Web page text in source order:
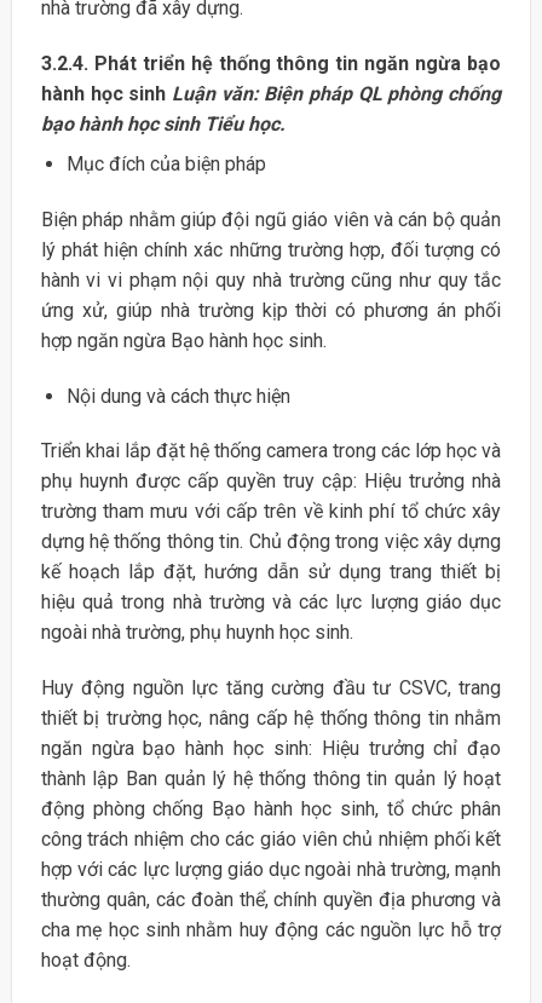
nhà trường đã xây dựng.
3.2.4. Phát triển hệ thống thông tin ngăn ngừa bạo
hành học sinh Luận văn: Biện pháp QL phòng chống
bạo hành học sinh Tiểu học.
Mục đích của biện pháp
Biện pháp nhằm giúp đội ngũ giáo viên và cán bộ quản
lý phát hiện chính xác những trường hợp, đối tượng có
hành vi vi phạm nội quy nhà trường cũng như quy tắc
ứng xử, giúp nhà trường kịp thời có phương án phối
hợp ngăn ngừa Bạo hành học sinh.
Nội dung và cách thực hiện
Triển khai lắp đặt hệ thống camera trong các lớp học và
phụ huynh được cấp quyền truy cập: Hiệu trưởng nhà
trường tham mưu với cấp trên về kinh phí tổ chức xây
dựng hệ thống thông tin. Chủ động trong việc xây dựng
kế hoạch lắp đặt, hướng dẫn sử dụng trang thiết bị
hiệu quả trong nhà trường và các lực lượng giáo dục
ngoài nhà trường, phụ huynh học sinh.
Huy động nguồn lực tăng cường đầu tư CSVC, trang
thiết bị trường học, nâng cấp hệ thống thông tin nhằm
ngăn ngừa bạo hành học sinh: Hiệu trưởng chỉ đạo
thành lập Ban quản lý hệ thống thông tin quản lý hoạt
động phòng chống Bạo hành học sinh, tổ chức phân
công trách nhiệm cho các giáo viên chủ nhiệm phối kết
hợp với các lực lượng giáo dục ngoài nhà trường, mạnh
thường quân, các đoàn thể, chính quyền địa phương và
cha mẹ học sinh nhằm huy động các nguồn lực hỗ trợ
hoạt động.